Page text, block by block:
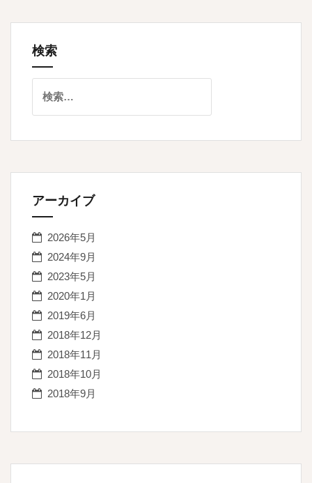
ビ
ン
検索
索:
アーカイブ
2026年5月
2024年9月
2023年5月
2020年1月
2019年6月
2018年12月
2018年11月
2018年10月
2018年9月